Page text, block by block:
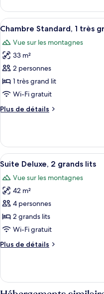
Standard,
2
grands
lits
le
type
de
Chambre
Double
Standard,
2
grands
lits
Afficher
toutes
les
photos
pour
ce
type
chambre :
très
grand
lit
3
Chambre Standard, 1 très
Vue sur les montagnes
33 m²
2 personnes
1 très grand lit
Wi-Fi gratuit
Plus de détails
Plus
le
type
de
Chambre
Standard,
très
grand
lit
Afficher
toutes
les
photos
pour
ce
type
chambre :
2
2
Suite Deluxe, 2 grands lits
Vue sur les montagnes
42 m²
4 personnes
2 grands lits
Wi-Fi gratuit
Plus de détails
Plus
le
type